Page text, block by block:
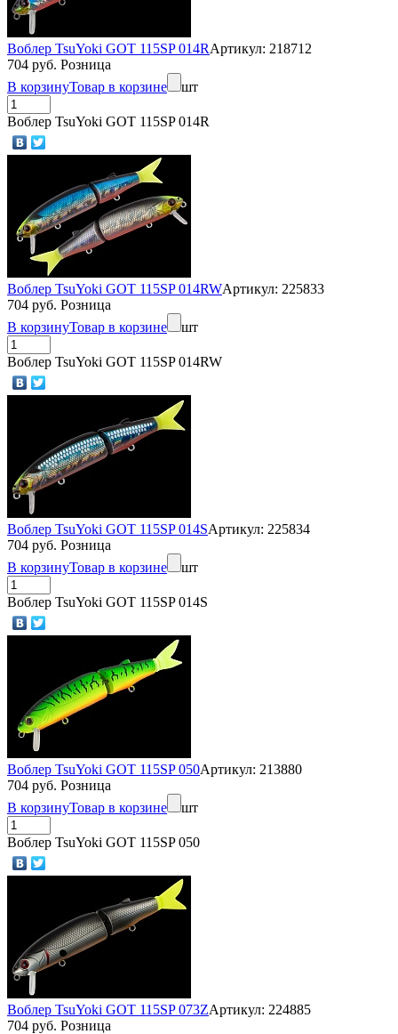
Воблер TsuYoki GOT 115SP 014RАртикул: 218712
704 руб. Розница
В корзинуТовар в корзине шт
Воблер TsuYoki GOT 115SP 014R
Воблер TsuYoki GOT 115SP 014RWАртикул: 225833
704 руб. Розница
В корзинуТовар в корзине шт
Воблер TsuYoki GOT 115SP 014RW
Воблер TsuYoki GOT 115SP 014SАртикул: 225834
704 руб. Розница
В корзинуТовар в корзине шт
Воблер TsuYoki GOT 115SP 014S
Воблер TsuYoki GOT 115SP 050Артикул: 213880
704 руб. Розница
В корзинуТовар в корзине шт
Воблер TsuYoki GOT 115SP 050
Воблер TsuYoki GOT 115SP 073ZАртикул: 224885
704 руб. Розница